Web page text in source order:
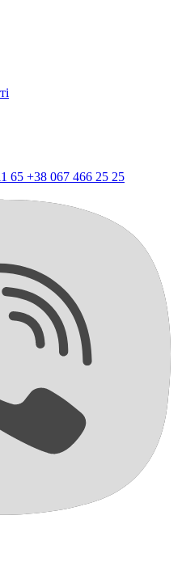
65 +38 067 466 25 25